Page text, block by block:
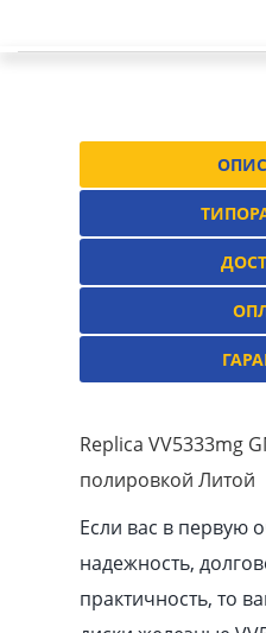
Replica VV5333mg
полировкой Литой
Если вас в первую
надежность,
практичность, то